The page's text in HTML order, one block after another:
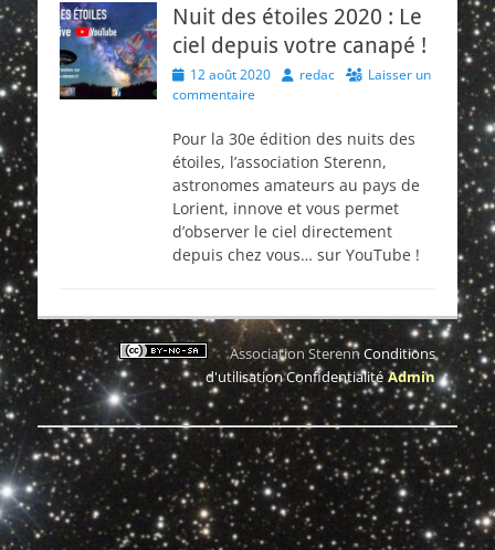
Nuit des étoiles 2020 : Le
ciel depuis votre canapé !
Posted
on
12 août 2020 Author
redac
Laisser un
commentaire
Pour la 30e édition des nuits des
étoiles, l’association Sterenn,
astronomes amateurs au pays de
Lorient, innove et vous permet
d’observer le ciel directement
depuis chez vous… sur YouTube !
Association SterennConditions
d'utilisationConfidentialité Admin